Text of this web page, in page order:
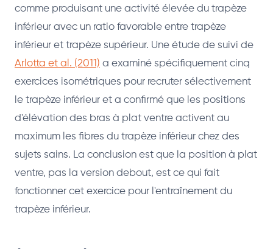
comme produisant une activité élevée du trapèze
inférieur avec un ratio favorable entre trapèze
inférieur et trapèze supérieur. Une étude de suivi de
Arlotta et al. (2011) a examiné spécifiquement cinq
exercices isométriques pour recruter sélectivement
le trapèze inférieur et a confirmé que les positions
d'élévation des bras à plat ventre activent au
maximum les fibres du trapèze inférieur chez des
sujets sains. La conclusion est que la position à plat
ventre, pas la version debout, est ce qui fait
fonctionner cet exercice pour l'entraînement du
trapèze inférieur.